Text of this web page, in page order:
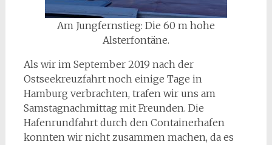
Am Jungfernstieg: Die 60 m hohe
Alsterfontäne.
Als wir im September 2019 nach der
Ostseekreuzfahrt noch einige Tage in
Hamburg verbrachten, trafen wir uns am
Samstagnachmittag mit Freunden. Die
Hafenrundfahrt durch den Containerhafen
konnten wir nicht zusammen machen, da es